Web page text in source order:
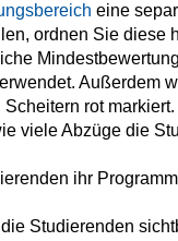
eine
ordnen Sie diese
Außerdem
rot markiert.
viele Abzüge die
ihr
Studierenden